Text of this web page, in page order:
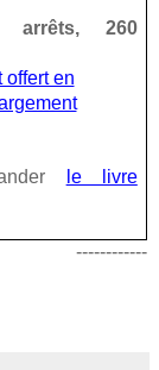
arrêts, 260
offert en
le livre
------------